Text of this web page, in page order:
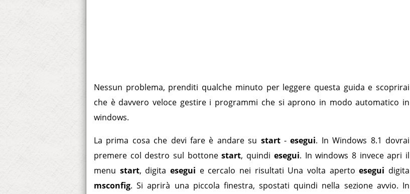
Nessun problema, prenditi qualche minuto per leggere questa guida e scoprirai
che è davvero veloce gestire i programmi che si aprono in modo automatico in
windows.
La prima cosa che devi fare è andare su start-esegui. In Windows 8.1 dovrai
premere col destro sul bottonestart, quindi esegui. In windows 8 invece apri il
menu start, digitaesegui e cercalo nei risultati Una volta apertoesegui digita
msconfig. Si aprirà una piccola finestra, spostati quindi nella sezione avvio. In